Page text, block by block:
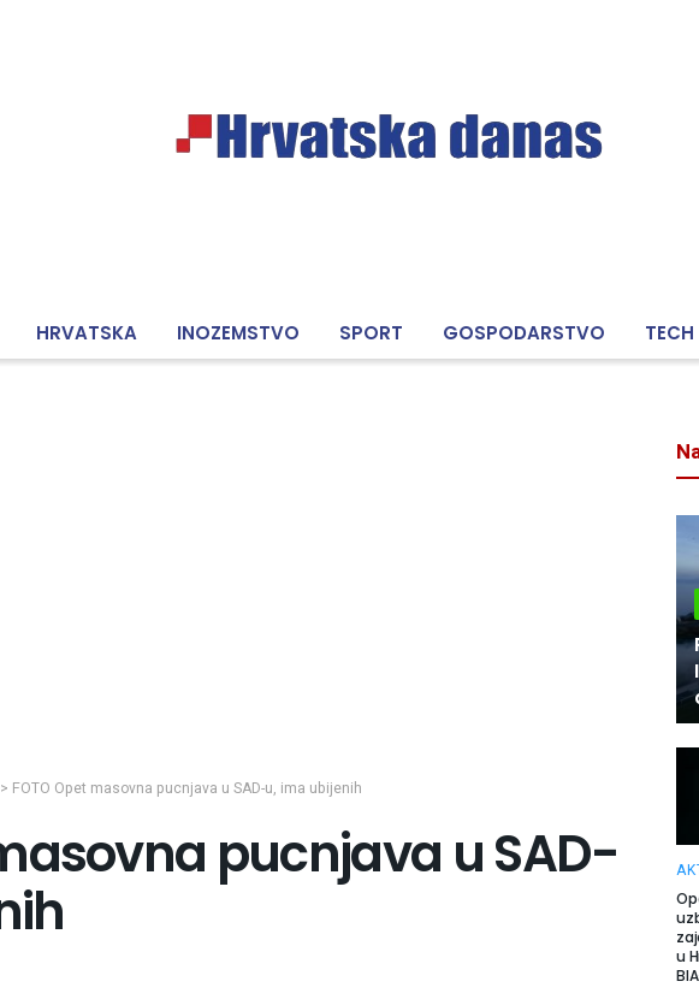
HRVATSKA INOZEMSTVO SPORT GOSPODARSTVO TECH
> FOTO Opet masovna pucnjava u SAD-u, ima ubijenih
pucnjava u SAD-
u